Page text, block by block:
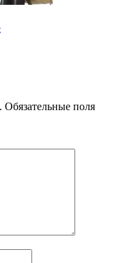
Обязательные поля